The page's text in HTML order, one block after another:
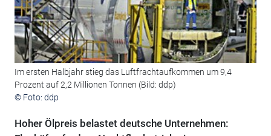
Im ersten Halbjahr stieg das Luftfrachtaufkommen um 9,4
Prozent auf 2,2 Millionen Tonnen (Bild: ddp)
© Foto: ddp
Hoher Ölpreis belastet deutsche Unternehmen: